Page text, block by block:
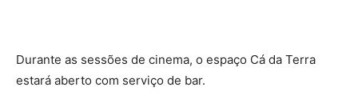
Durante as sessões de cinema, o espaço Cá da Terra
estará aberto com serviço de bar.